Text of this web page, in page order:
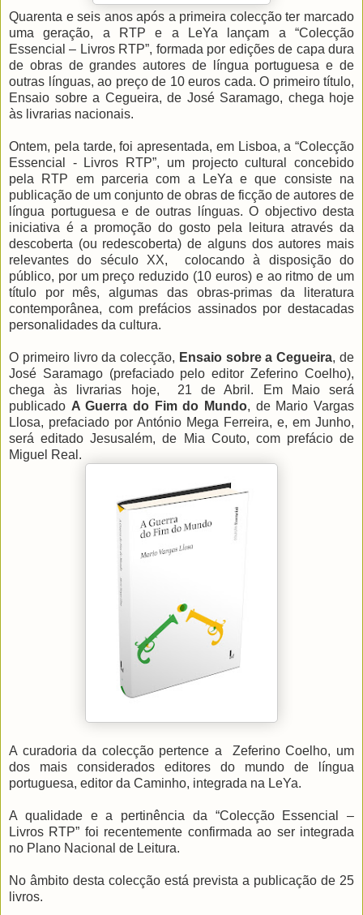
Quarenta e seis anos após a primeira colecção ter marcado
uma geração, a RTP e a LeYa lançam a “Colecção
Essencial – Livros RTP”, formada por edições de capa dura
de obras de grandes autores de língua portuguesa e de
outras línguas, ao preço de 10 euros cada. O primeiro título,
Ensaio sobre a Cegueira, de José Saramago, chega hoje
às livrarias nacionais.
Ontem, pela tarde, foi apresentada, em Lisboa, a “Colecção
Essencial - Livros RTP”, um projecto cultural concebido
pela RTP em parceria com a LeYa e que consiste na
publicação de um conjunto de obras de ficção de autores de
língua portuguesa e de outras línguas. O objectivo desta
iniciativa é a promoção do gosto pela leitura através da
descoberta (ou redescoberta) de alguns dos autores mais
relevantes do século XX, colocando à disposição do
público, por um preço reduzido (10 euros) e ao ritmo de um
título por mês, algumas das obras-primas da literatura
contemporânea, com prefácios assinados por destacadas
personalidades da cultura.
O primeiro livro da colecção, Ensaio sobre a Cegueira, de
José Saramago (prefaciado pelo editor Zeferino Coelho),
chega às livrarias hoje, 21 de Abril. Em Maio será
publicado A Guerra do Fim do Mundo, de Mario Vargas
Llosa, prefaciado por António Mega Ferreira, e, em Junho,
será editado Jesusalém, de Mia Couto, com prefácio de
Miguel Real.
A curadoria da colecção pertence a Zeferino Coelho, um
dos mais considerados editores do mundo de língua
portuguesa, editor da Caminho, integrada na LeYa.
A qualidade e a pertinência da “Colecção Essencial –
Livros RTP” foi recentemente confirmada ao ser integrada
no Plano Nacional de Leitura.
No âmbito desta colecção está prevista a publicação de 25
livros.